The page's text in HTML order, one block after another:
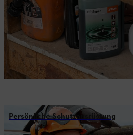
Persönliche Schutzausrüstung